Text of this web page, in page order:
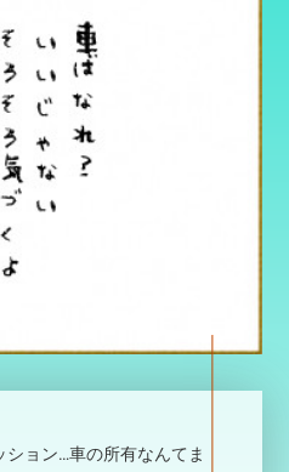
ション…車の所有なんてま
TOP